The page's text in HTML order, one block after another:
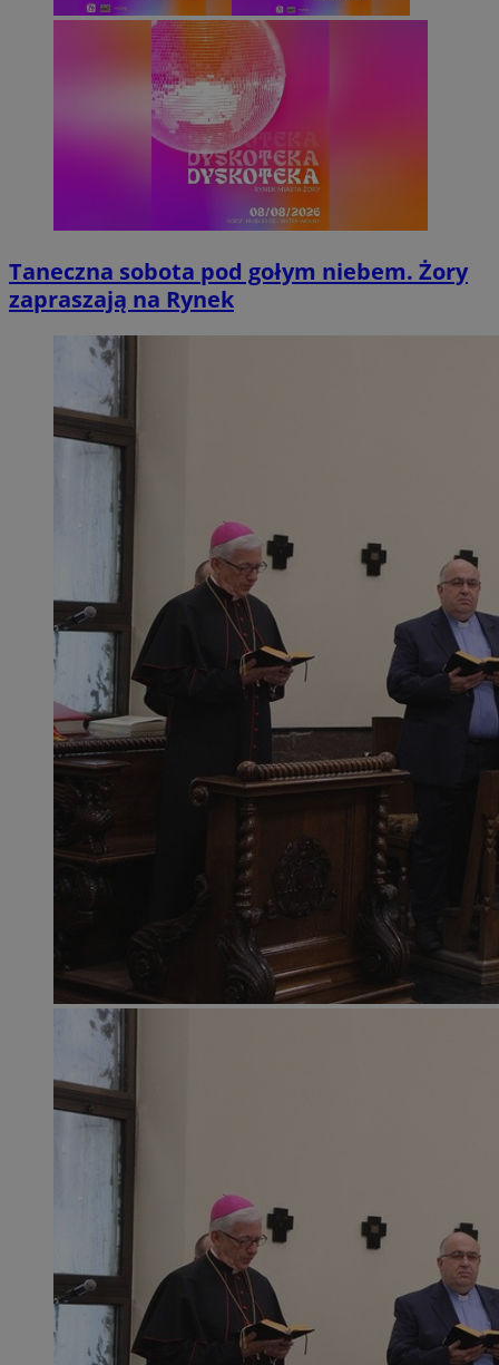
Taneczna sobota pod gołym niebem. Żory
zapraszają na Rynek